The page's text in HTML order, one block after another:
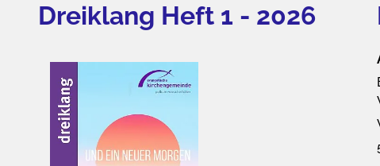
Dreiklang Heft 1 - 2026